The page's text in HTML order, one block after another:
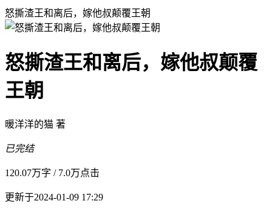
怒撕渣王和离后，嫁他叔颠覆王朝
怒撕渣王和离后，嫁他叔颠覆
王朝
暖洋洋的猫 著
已完结
120.07万字 / 7.0万点击
更新于2024-01-09 17:29